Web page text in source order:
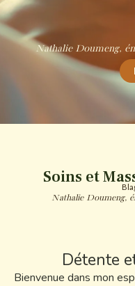
Nathalie Doumeng,
Soins et
Nathalie Doumeng,
Détente
Bienvenue dans mon